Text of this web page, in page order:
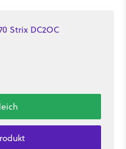
Strix DC2OC